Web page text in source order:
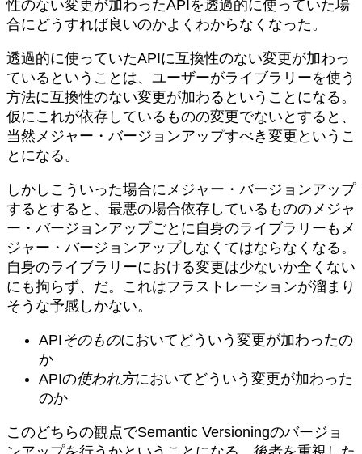
性のない変更が加わったAPIを透過的に使っていた場
合にどうすれば良いのかよくわからなくなった。
透過的に使っていたAPIに互換性のない変更が加わっ
ているということは、ユーザーがライブラリーを使う
方法に互換性のない変更が加わるということになる。
仮にこれが依存しているものの変更でないとすると、
当然メジャー・バージョンアップすべき変更というこ
とになる。
しかしこういった場合にメジャー・バージョンアップ
するとすると、最悪の場合依存しているもののメジャ
ー・バージョンアップごとに自身のライブラリーもメ
ジャー・バージョンアップしなくてはならなくなる。
自身のライブラリーにおける変更は少ないか全くない
にも拘らず、だ。これはフラストレーションが溜まり
そうな予感しかない。
API そのものにおいてどういう変更が加わったの
か
APIの使われ方においてどういう変更が加わった
のか
このどちらの観点でSemantic Versioningのバージョ